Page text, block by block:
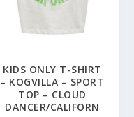
KIDS ONLY T-SHIRT
– KOGVILLA – SPORT
TOP – CLOUD
DANCER/CALIFORN